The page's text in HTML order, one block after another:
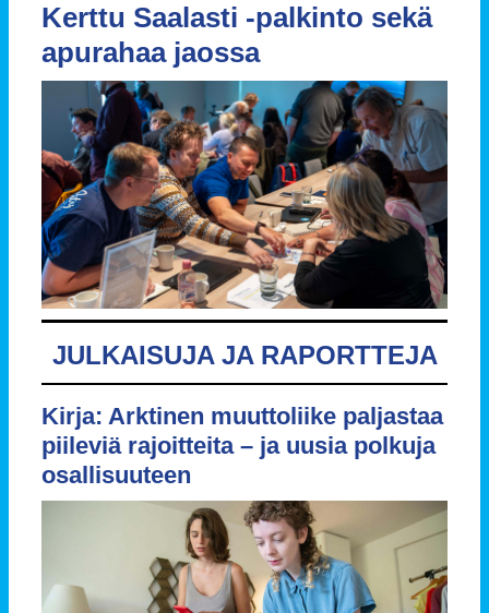
Kerttu Saalasti -palkinto sekä
apurahaa jaossa
JULKAISUJA JA RAPORTTEJA
Kirja: Arktinen muuttoliike paljastaa
piileviä rajoitteita – ja uusia polkuja
osallisuuteen